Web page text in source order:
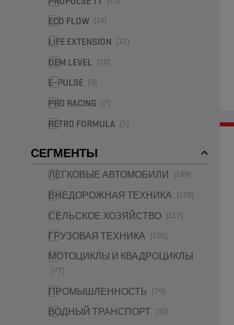
ECO FLOW (14)
LIFE EXTENSION (12)
OEM LEVEL (10)
E-PULSE (9)
PRO RACING (7)
RETRO FORMULA (1)
СЕГМЕНТЫ
ЛЕГКОВЫЕ АВТОМОБИЛИ (189)
ВНЕДОРОЖНАЯ ТЕХНИКА (126)
СЕЛЬСКОЕ ХОЗЯЙСТВО (117)
ГРУЗОВАЯ ТЕХНИКА (100)
МОТОЦИКЛЫ И КВАДРОЦИКЛЫ
(77)
ПРОМЫШЛЕННОСТЬ (74)
ВОДНЫЙ ТРАНСПОРТ (30)